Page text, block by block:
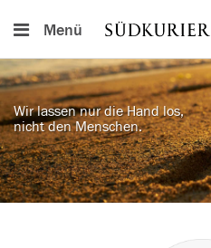
Menü
Wir lassen nur die Hand los,
nicht den Menschen.